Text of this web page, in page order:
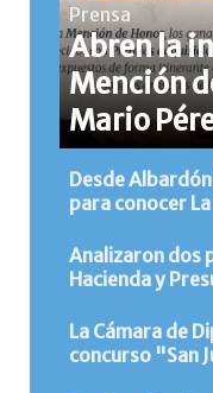
Prensa
Abren la
Mención
Mario
Desde
para conocer
Analizaron dos
Hacienda y
La Cámara de
concurso "San